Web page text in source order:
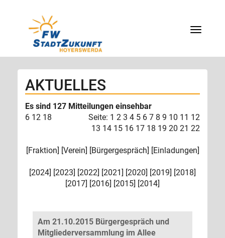
Menü
AKTUELLES
Es sind 127 Mitteilungen einsehbar
6 12 18 Seite: 1 2 3 4 5 6 7 8 9 10 11 12
13 14 15 16 17 18 19 20 21 22
[Fraktion] [Verein] [Bürgergespräch] [Einladungen]
[2024] [2023] [2022] [2021] [2020] [2019] [2018]
[2017] [2016] [2015] [2014]
Am 21.10.2015 Bürgergespräch und
Mitgliederversammlung im Allee